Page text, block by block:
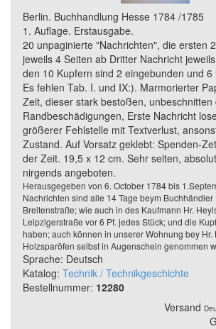
Berlin. Buchhandlung Hesse 1784 /1785
1. Auflage. Erstausgabe.
20 unpaginierte "Nachrichten", die ersten
jeweils 4 Seiten ab Dritter Nachricht
den 10 Kupfern sind 2 eingebunden und 6
Es fehlen Tab. I. und IX:). Marmorierter
Zeit, dieser stark bestoßen, unbeschnitten
Randbeschädigungen, Erste Nachricht
größerer Fehlstelle mit Textverlust,
Zustand. Auf Vorsatz geklebt: Spenden-
der Zeit. 19,5 x 12 cm. Sehr selten,
nirgends angeboten.
Herausgegeben von 6. October 1784 bis
Nachrichten sind alle 14 Tage beym Buchhändler
Breitenstraße; wie auch in des Kaufmann Hr.
Leipzigerstraße vor 6 Pf. jedes Stück; und die
haben; auch können in unserer Wohnung bey Hr.
Holzsparöfen selbst in Augenschein genommen
Sprache: Deutsch
Katalog: Technik / Technikgeschichte
Bestellnummer: 12280
Versand